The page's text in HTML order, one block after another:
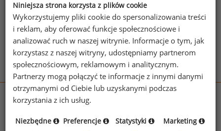
Zobacz więcej stowarzyszeń
wynagrodzenia.pl
rynekpracy.pl
raportyplacowe.pl
Niniejsza strona korzysta z plików cookie
Wykorzystujemy pliki cookie do spersonalizowania treści
i reklam, aby oferować funkcje społecznościowe i
analizować ruch w naszej witrynie. Informacje o tym, jak
korzystasz z naszej witryny, udostępniamy partnerom
społecznościowym, reklamowym i analitycznym.
Partnerzy mogą połączyć te informacje z innymi danymi
otrzymanymi od Ciebie lub uzyskanymi podczas
korzystania z ich usług.
Niezbędne Preferencje Statystyki Marketing